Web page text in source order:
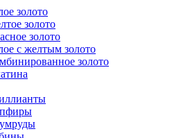
золото
золото
золото
с желтым золото
золото